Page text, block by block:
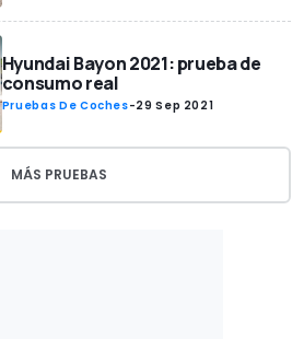
Hyundai Bayon 2021: prueba de
consumo real
Pruebas De Coches-29 Sep 2021
MÁS PRUEBAS